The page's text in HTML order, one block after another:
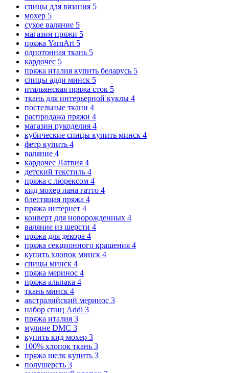
спицы для вязания 5
мохер 5
сухое валяние 5
магазин пряжи 5
пряжа YarnArt 5
однотонная ткань 5
кардочес 5
пряжа италия купить беларусь 5
спицы адди минск 5
итальянская пряжа сток 5
ткань для интерьерной куклы 4
постельные ткани 4
распродажа пряжи 4
магазин рукоделия 4
кубические спицы купить минск 4
фетр купить 4
валяние 4
кардочес Латвия 4
детский текстиль 4
пряжа с люрексом 4
кид мохер лана гатто 4
блестящая пряжа 4
пряжа интернет 4
конверт для новорожденных 4
валяние из шерсти 4
пряжа для декора 4
пряжа секционного крашения 4
купить хлопок минск 4
спицы минск 4
пряжа меринос 4
пряжа альпака 4
ткань минск 4
австралийский меринос 3
набор спиц Addi 3
пряжа италия 3
мулине DMC 3
купить кид мохер 3
100% хлопок ткань 3
пряжа шелк купить 3
полушерсть 3